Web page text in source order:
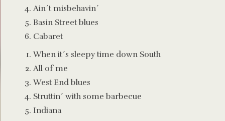
Ain´t misbehavin´
Basin Street blues
Cabaret
When it´s sleepy time down South
All of me
West End blues
Struttin´ with some barbecue
Indiana